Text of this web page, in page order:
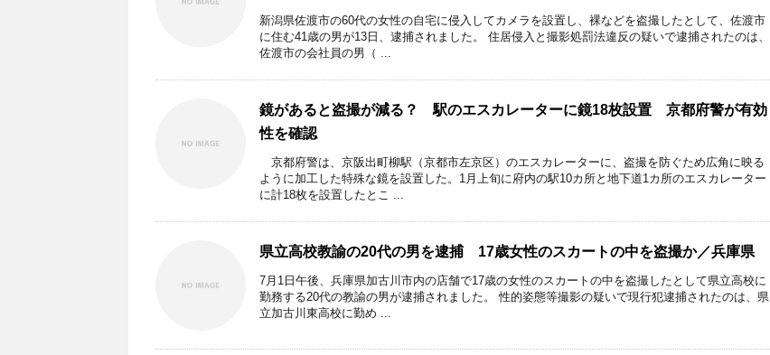
新潟県佐渡市の60代の女性の自宅に侵入してカメラを設置し、裸などを盗撮したとして、佐渡市
に住む41歳の男が13日、逮捕されました。 住居侵入と撮影処罰法違反の疑いで逮捕されたのは、
佐渡市の会社員の男（ ...
鏡があると盗撮が減る？ 駅のエスカレーターに鏡18枚設置 京都府警が有効
性を確認
京都府警は、京阪出町柳駅（京都市左京区）のエスカレーターに、盗撮を防ぐため広角に映る
ように加工した特殊な鏡を設置した。1月上旬に府内の駅10カ所と地下道1カ所のエスカレーター
に計18枚を設置したとこ ...
県立高校教諭の20代の男を逮捕 17歳女性のスカートの中を盗撮か／兵庫県
7月1日午後、兵庫県加古川市内の店舗で17歳の女性のスカートの中を盗撮したとして県立高校に
勤務する20代の教諭の男が逮捕されました。 性的姿態等撮影の疑いで現行犯逮捕されたのは、県
立加古川東高校に勤め ...